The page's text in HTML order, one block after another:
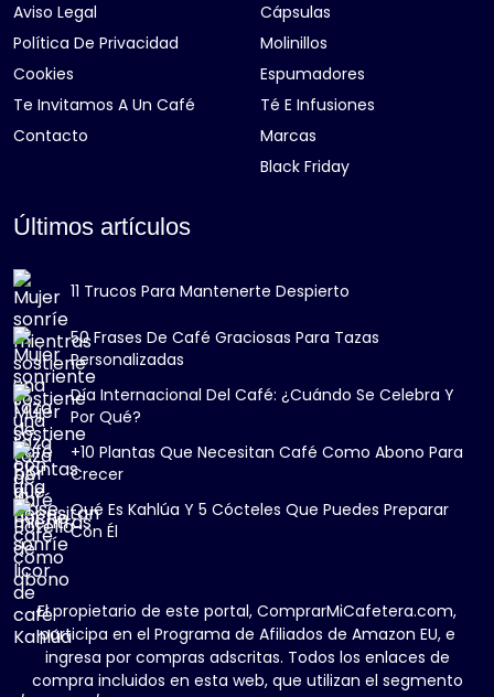
Aviso Legal
Política De Privacidad
Cookies
Te Invitamos A Un Café
Contacto
Cápsulas
Molinillos
Espumadores
Té E Infusiones
Marcas
Black Friday
Últimos artículos
11 Trucos Para Mantenerte Despierto
50 Frases De Café Graciosas Para Tazas
Personalizadas
Día Internacional Del Café: ¿Cuándo Se Celebra Y
Por Qué?
+10 Plantas Que Necesitan Café Como Abono Para
Crecer
Qué Es Kahlúa Y 5 Cócteles Que Puedes Preparar
Con Él
El propietario de este portal, ComprarMiCafetera.com,
participa en el Programa de Afiliados de Amazon EU, e
ingresa por compras adscritas. Todos los enlaces de
compra incluidos en esta web, que utilizan el segmento